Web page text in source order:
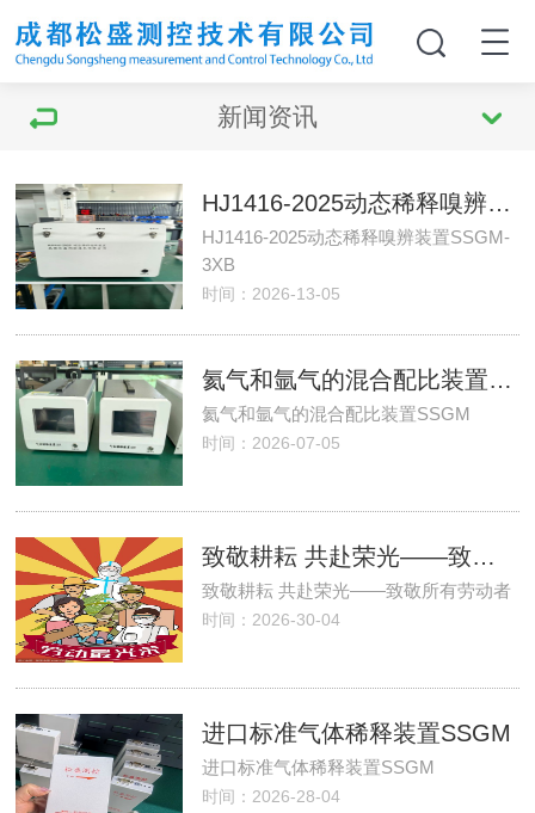
新闻资讯
HJ1416-2025动态稀释嗅辨装置SSGM-3XB
HJ1416-2025动态稀释嗅辨装置SSGM-
3XB
时间：2026-13-05
氦气和氩气的混合配比装置SSGM
氦气和氩气的混合配比装置SSGM
时间：2026-07-05
致敬耕耘 共赴荣光——致敬所有劳动者
致敬耕耘 共赴荣光——致敬所有劳动者
时间：2026-30-04
进口标准气体稀释装置SSGM
进口标准气体稀释装置SSGM
时间：2026-28-04